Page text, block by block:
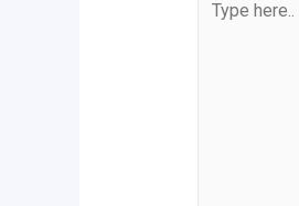
here..